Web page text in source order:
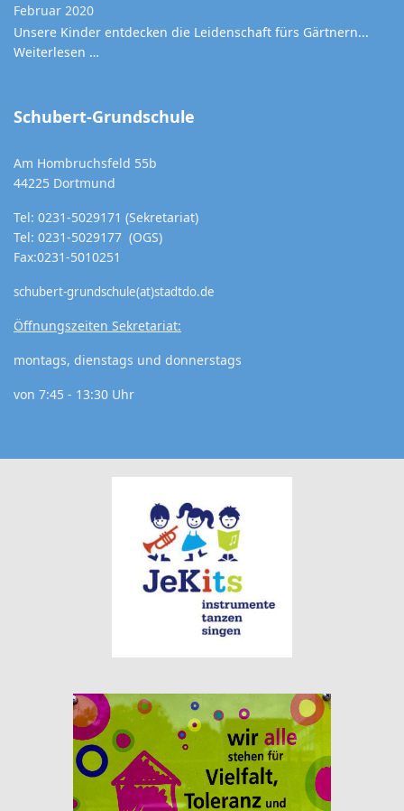
Februar 2020
Unsere Kinder entdecken die Leidenschaft fürs Gärtnern...
Weiterlesen …
Schubert-Grundschule
Am Hombruchsfeld 55b
44225 Dortmund
Tel: 0231-5029171 (Sekretariat)
Tel: 0231-5029177 (OGS)
Fax:0231-5010251
schubert-grundschule(at)stadtdo.de
Öffnungszeiten Sekretariat:
montags, dienstags und donnerstags
von 7:45 - 13:30 Uhr